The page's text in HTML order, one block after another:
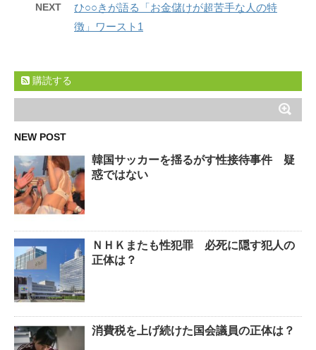
NEXT
ひ○○きが語る「お金儲けが超苦手な人の特
徴」ワースト1
購読する
NEW POST
韓国サッカーを揺るがす性接待事件 疑
惑ではない
ＮＨＫまたも性犯罪 必死に隠す犯人の
正体は？
消費税を上げ続けた国会議員の正体は？